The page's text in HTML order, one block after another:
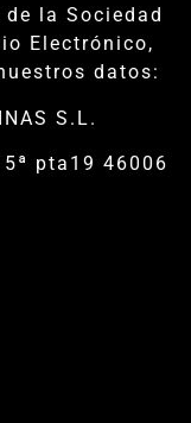
la Sociedad
Electrónico,
datos:
S.L.
pta19 46006